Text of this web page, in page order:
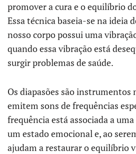
promover a cura e o equilíbrio
Essa técnica baseia-se na ideia
nosso corpo possui uma
quando essa vibração está
surgir problemas de saúde.
Os diapasões são instrumentos
emitem sons de frequências
frequência está associada a
um estado emocional e, ao
ajudam a restaurar o equilíbrio